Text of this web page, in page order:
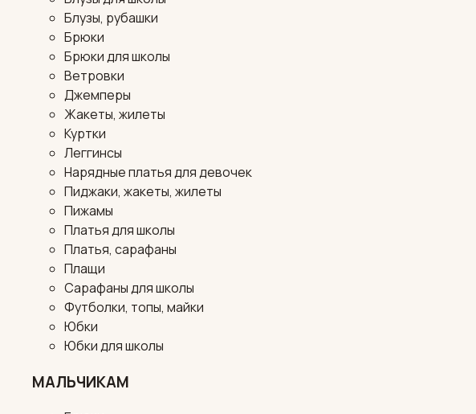
Блузы, рубашки
Брюки
Брюки для школы
Ветровки
Джемперы
Жакеты, жилеты
Куртки
Леггинсы
Нарядные платья для девочек
Пиджаки, жакеты, жилеты
Пижамы
Платья для школы
Платья, сарафаны
Плащи
Сарафаны для школы
Футболки, топы, майки
Юбки
Юбки для школы
МАЛЬЧИКАМ